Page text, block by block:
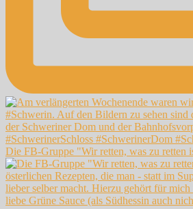
Die FB-Gruppe "Wir retten, was zu retten